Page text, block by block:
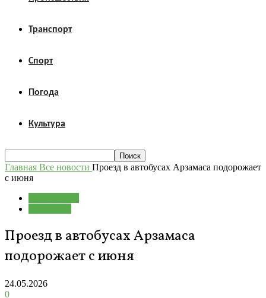
Транспорт
Спорт
Погода
Культура
Главная Все новости Проезд в автобусах Арзамаса подорожает
с июня
Проезд в автобусах Арзамаса
подорожает с июня
24.05.2026
0